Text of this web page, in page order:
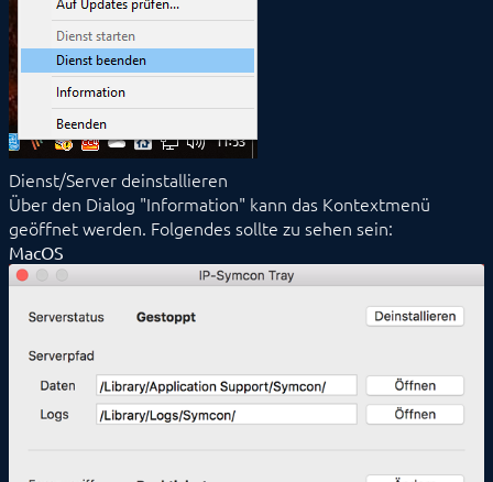
Dienst/Server deinstallieren
Über den Dialog "Information" kann das Kontextmenü
geöffnet werden. Folgendes sollte zu sehen sein:
MacOS